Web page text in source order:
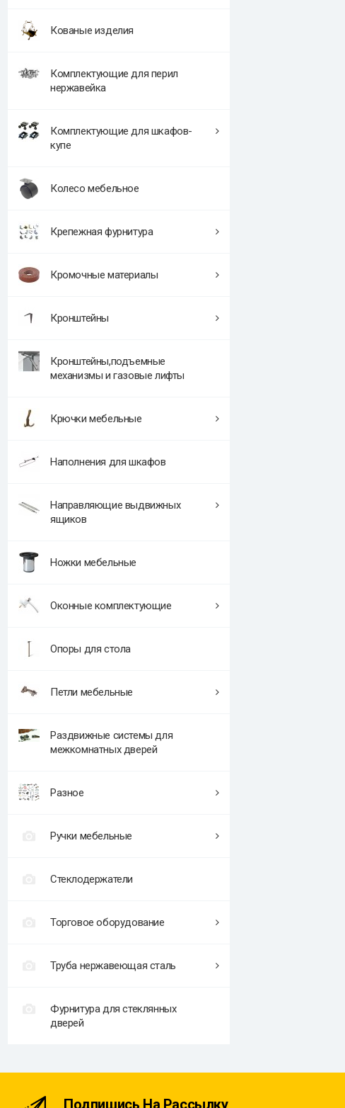
Кованые изделия
Комплектующие для перил
нержавейка
Комплектующие для шкафов-
купе
Колесо мебельное
Крепежная фурнитура
Кромочные материалы
Кронштейны
Кронштейны,подъемные
механизмы и газовые лифты
Крючки мебельные
Наполнения для шкафов
Направляющие выдвижных
ящиков
Ножки мебельные
Оконные комплектующие
Опоры для стола
Петли мебельные
Раздвижные системы для
межкомнатных дверей
Разное
Ручки мебельные
Стеклодержатели
Торговое оборудование
Труба нержавеющая сталь
Фурнитура для стеклянных
дверей
Подпишись На Рассылку